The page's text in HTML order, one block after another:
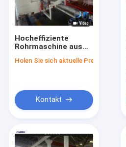
Hocheffiziente
Rohrmaschine aus
Steuerung
Holen Sie sich aktuelle Preis
Kontakt